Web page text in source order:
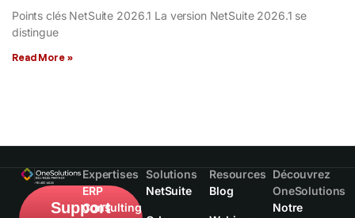
Points clés NetSuite 2026.1 La version NetSuite 2026.1 se
distingue
Read More »
Support
Expertises
ERP
Consulting
Solutions
NetSuite
Resources
Blog
Découvrez
OneSolutions
Notre